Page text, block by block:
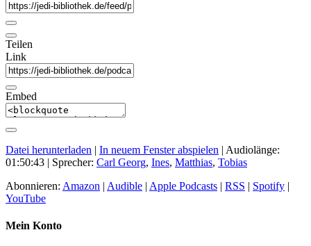
Teilen
Link
Embed
Datei herunterladen | In neuem Fenster abspielen | Audiolänge:
01:50:43 | Sprecher: Carl Georg, Ines, Matthias, Tobias
Abonnieren: Amazon | Audible | Apple Podcasts | RSS | Spotify |
YouTube
Mein Konto